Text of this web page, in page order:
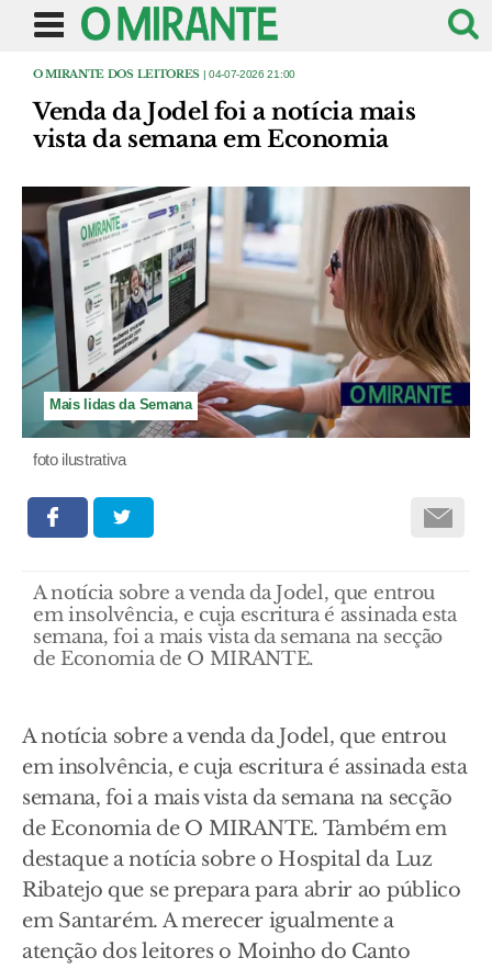
O MIRANTE DOS LEITORES| 04-07-2026 21:00
Venda da Jodel foi a notícia mais
vista da semana em Economia
Mais lidas da Semana
foto ilustrativa
A notícia sobre a venda da Jodel, que entrou
em insolvência, e cuja escritura é assinada esta
semana, foi a mais vista da semana na secção
de Economia de O MIRANTE.
A notícia sobre a venda da Jodel, que entrou
em insolvência, e cuja escritura é assinada esta
semana, foi a mais vista da semana na secção
de Economia de O MIRANTE. Também em
destaque a notícia sobre o Hospital da Luz
Ribatejo que se prepara para abrir ao público
em Santarém. A merecer igualmente a
atenção dos leitores o Moinho do Canto